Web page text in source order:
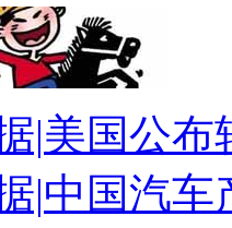
|美国公布
|中国汽车